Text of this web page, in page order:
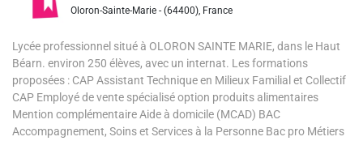
Oloron-Sainte-Marie - (64400), France
Lycée professionnel situé à OLORON SAINTE MARIE, dans le Haut
Béarn. environ 250 élèves, avec un internat. Les formations
proposées : CAP Assistant Technique en Milieux Familial et Collectif
CAP Employé de vente spécialisé option produits alimentaires
Mention complémentaire Aide à domicile (MCAD) BAC
Accompagnement, Soins et Services à la Personne Bac pro Métiers